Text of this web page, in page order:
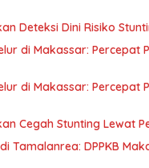
Deteksi Dini Risiko
di Makassar: Percepat
di Makassar: Percepat
Cegah Stunting Lewat
Tamalanrea: DPPKB